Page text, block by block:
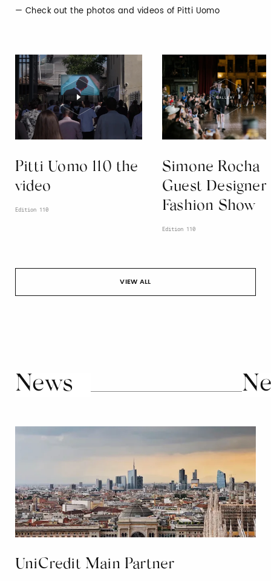
Check out the photos and videos of Pitti Uomo
Pitti Uomo 110 the
video
Edition 110
Simone Rocha
Guest Designer
Fashion Show
Edition 110
VIEW ALL
News
UniCredit Main Partner